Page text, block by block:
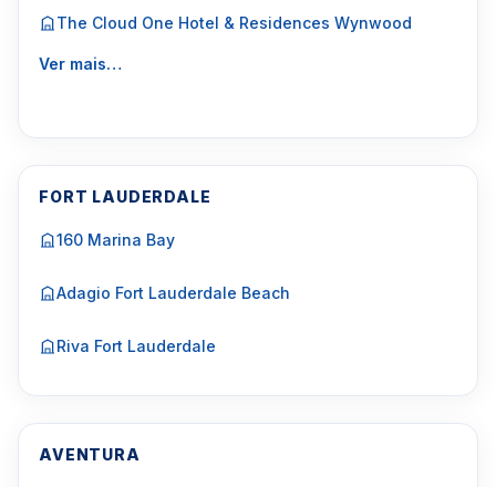
The Cloud One Hotel & Residences Wynwood
Ver mais…
FORT LAUDERDALE
160 Marina Bay
Adagio Fort Lauderdale Beach
Riva Fort Lauderdale
AVENTURA